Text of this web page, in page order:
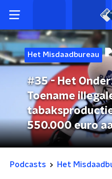
Het Misdaadbureau
#35 - Het
Toename
550.000 euro
ontlopen’
Podcasts Het